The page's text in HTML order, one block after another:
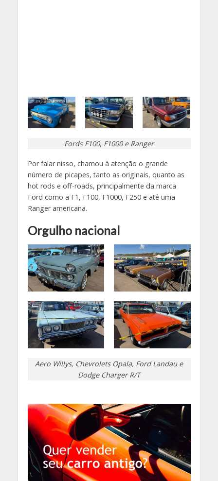
Fords F100, F1000 e Ranger
Por falar nisso, chamou à atenção o grande
número de picapes, tanto as originais, quanto as
hot rods e off-roads, principalmente da marca
Ford como a F1, F100, F1000, F250 e até uma
Ranger americana.
Orgulho nacional
Aero Willys, Chevrolets Opala, Ford Landau e
Dodge Charger R/T